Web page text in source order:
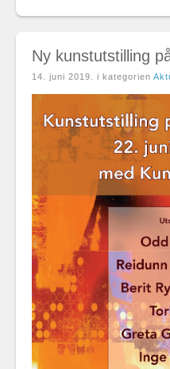
Ny kunstutstilling
14. juni 2019. i kategorien